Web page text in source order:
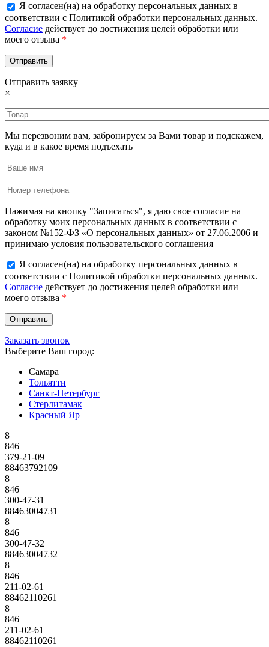
Я согласен(на) на обработку персональных данных в
соответствии с Политикой обработки персональных данных.
Согласие действует до достижения целей обработки или
моего отзыва *
Отправить заявку
×
Мы перезвоним вам, забронируем за Вами товар и подскажем,
куда и в какое время подъехать
Нажимая на кнопку "Записаться", я даю свое согласие на
обработку моих персональных данных в соответствии с
законом №152-ФЗ «О персональных данных» от 27.06.2006 и
принимаю условия пользовательского соглашения
Я согласен(на) на обработку персональных данных в
соответствии с Политикой обработки персональных данных.
Согласие действует до достижения целей обработки или
моего отзыва *
Заказать звонок
Выберите Ваш город:
Самара
Тольятти
Санкт-Петербург
Стерлитамак
Красный Яр
8
846
379-21-09
88463792109
8
846
300-47-31
88463004731
8
846
300-47-32
88463004732
8
846
211-02-61
88462110261
8
846
211-02-61
88462110261